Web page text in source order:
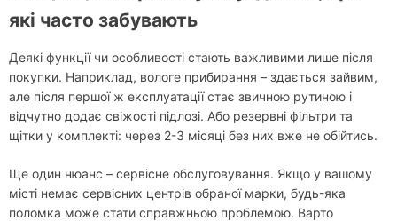
які часто забувають
Деякі функції чи особливості стають важливими лише після
покупки. Наприклад, вологе прибирання – здається зайвим,
але після першої ж експлуатації стає звичною рутиною і
відчутно додає свіжості підлозі. Або резервні фільтри та
щітки у комплекті: через 2-3 місяці без них вже не обійтись.
Ще один нюанс – сервісне обслуговування. Якщо у вашому
місті немає сервісних центрів обраної марки, будь-яка
поломка може стати справжньою проблемою. Варто